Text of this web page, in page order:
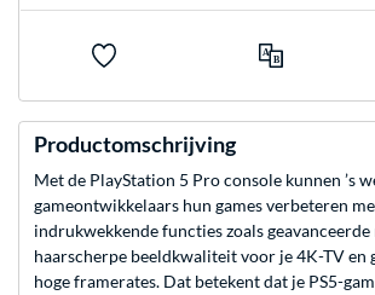
Productomschrijving
Met de PlayStation 5 Pro console kunnen ’s
gameontwikkelaars hun games verbeteren
indrukwekkende functies zoals
haarscherpe beeldkwaliteit voor je 4K-TV en
hoge framerates. Dat betekent dat je PS5-